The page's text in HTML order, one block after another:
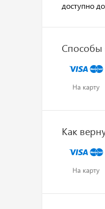
доступно
Способы
На карту
Как
На карту